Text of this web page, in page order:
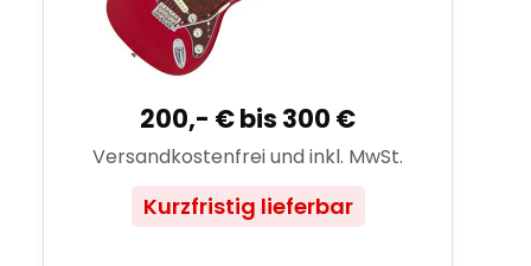
200,- € bis 300 €
Versandkostenfrei und inkl. MwSt.
Kurzfristig lieferbar